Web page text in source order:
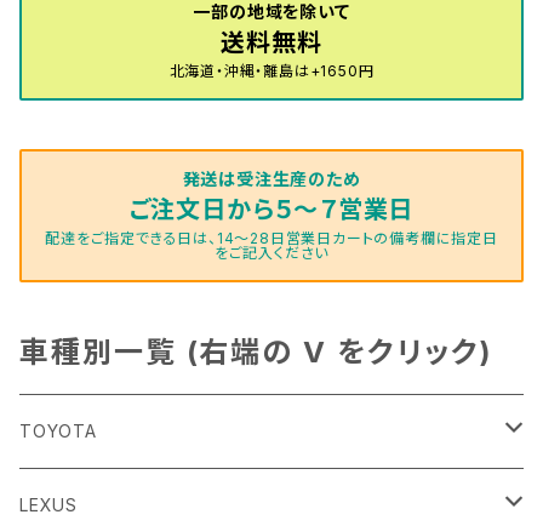
一部の地域を除いて
送料無料
北海道・沖縄・離島は+1650円
発送は受注生産のため
ご注文日から５～７営業日
配達をご指定できる日は、14～28日営業日カートの備考欄に指定日
をご記入ください
車種別一覧 (右端の V をクリック)
TOYOTA
86
LEXUS